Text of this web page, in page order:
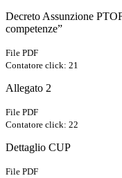
Decreto Assunzione
competenze”
File PDF
Contatore click: 21
Allegato 2
File PDF
Contatore click: 22
Dettaglio CUP
File PDF